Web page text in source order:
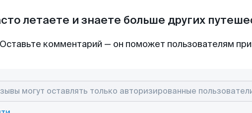
летаете и знаете больше других
Оставьте комментарий — он поможет пользователям